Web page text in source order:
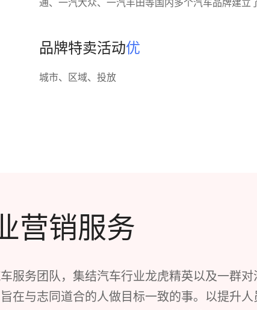
通、一汽大众、一汽丰田等国内多个汽车品牌建立
品牌特卖活动优
城市、区域、投放
营销服务
服务团队，集结汽车行业龙虎精英以及一群
在与志同道合的人做目标一致的事。以提升